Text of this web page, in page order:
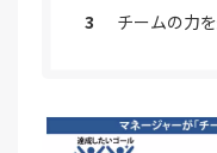
チームの力